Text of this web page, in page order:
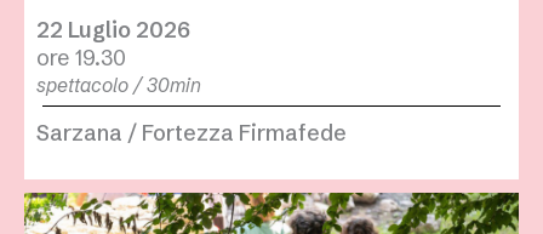
22 Luglio 2026
ore 19.30
spettacolo / 30min
Sarzana / Fortezza Firmafede